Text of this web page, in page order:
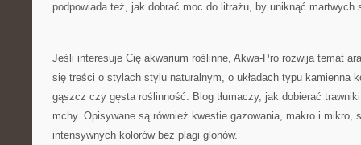
podpowiada też, jak dobrać moc do litrażu, by uniknąć martwych
Jeśli interesuje Cię akwarium roślinne, Akwa-Pro rozwija temat
się treści o stylach stylu naturalnym, o układach typu kamienna
gąszcz czy gęsta roślinność. Blog tłumaczy, jak dobierać
mchy. Opisywane są również kwestie gazowania, makro i mikro,
intensywnych kolorów bez plagi glonów.